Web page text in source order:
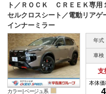
ト／ＲＯＣＫ ＣＲＥＥＫ専用
セルクロスシート／電動リア
インナーミラー
カラー |ベージュ系
年式
車検
支
本体価